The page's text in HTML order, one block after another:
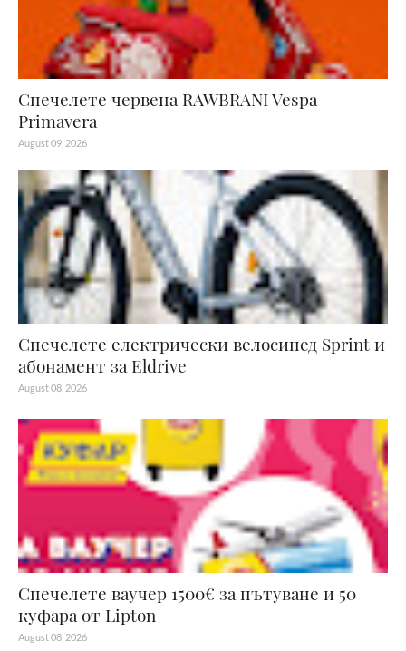
Спечелете червена RAWBRANI Vespa
Primavera
August 09, 2026
Спечелете електрически велосипед Sprint и
абонамент за Eldrive
August 08, 2026
Спечелете ваучер 1500€ за пътуване и 50
куфара от Lipton
August 08, 2026